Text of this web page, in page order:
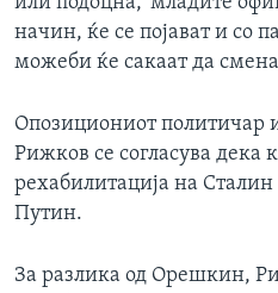
начин, ќе се појават и со
можеби ќе сакаат да
Опозициониот политичар
Рижков се согласува дека
рехабилитација на
Путин.
За разлика од Орешкин,